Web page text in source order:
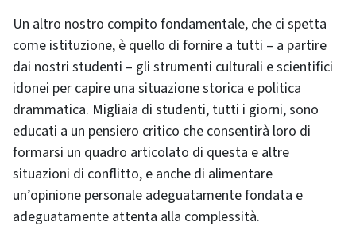
Un altro nostro compito fondamentale, che ci spetta
come istituzione, è quello di fornire a tutti – a partire
dai nostri studenti – gli strumenti culturali e scientifici
idonei per capire una situazione storica e politica
drammatica. Migliaia di studenti, tutti i giorni, sono
educati a un pensiero critico che consentirà loro di
formarsi un quadro articolato di questa e altre
situazioni di conflitto, e anche di alimentare
un’opinione personale adeguatamente fondata e
adeguatamente attenta alla complessità.